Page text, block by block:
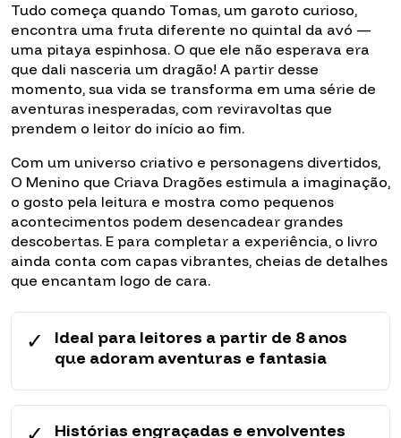
Tudo começa quando Tomas, um garoto curioso,
encontra uma fruta diferente no quintal da avó —
uma pitaya espinhosa. O que ele não esperava era
que dali nasceria um dragão! A partir desse
momento, sua vida se transforma em uma série de
aventuras inesperadas, com reviravoltas que
prendem o leitor do início ao fim.
Com um universo criativo e personagens divertidos,
O Menino que Criava Dragões estimula a imaginação,
o gosto pela leitura e mostra como pequenos
acontecimentos podem desencadear grandes
descobertas. E para completar a experiência, o livro
ainda conta com capas vibrantes, cheias de detalhes
que encantam logo de cara.
✓
Ideal para leitores a partir de 8 anos
que adoram aventuras e fantasia
Histórias engraçadas e envolventes